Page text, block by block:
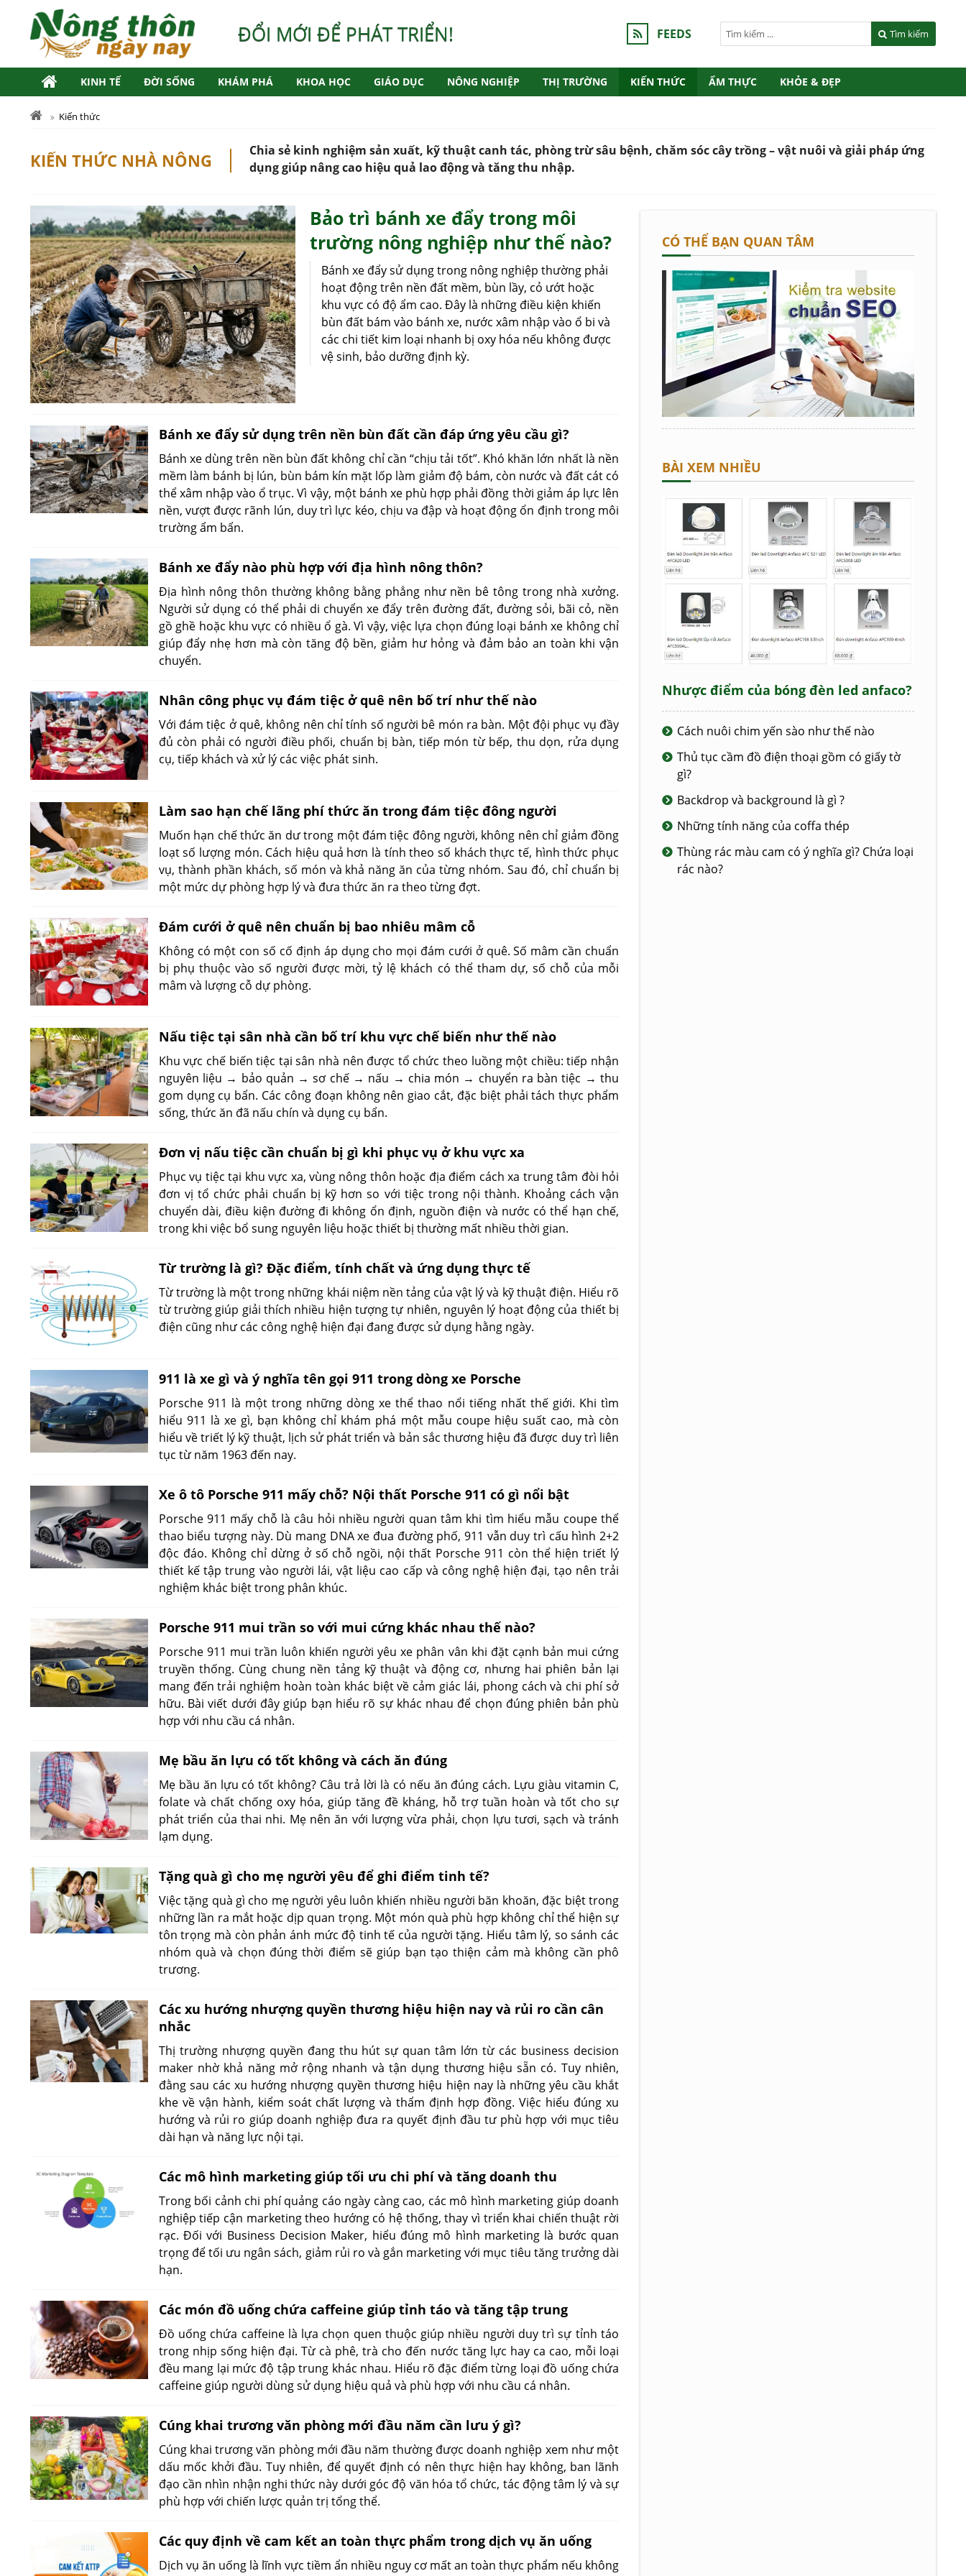
ĐỔI MỚI ĐỂ PHÁT TRIỂN! FEEDS Tìm kiếm
KINH TẾ ĐỜI SỐNG KHÁM PHÁ KHOA HỌC GIÁO DỤC NÔNG NGHIỆP THỊ TRƯỜNG KIẾN THỨC ẨM THỰC KHỎE & ĐẸP
Kiến thức
KIẾN THỨC NHÀ NÔNG
Chia sẻ kinh nghiệm sản xuất, kỹ thuật canh tác, phòng trừ sâu bệnh, chăm sóc cây trồng – vật nuôi và giải pháp ứng
dụng giúp nâng cao hiệu quả lao động và tăng thu nhập.
Bảo trì bánh xe đẩy trong môi
trường nông nghiệp như thế nào?
Bánh xe đẩy sử dụng trong nông nghiệp thường phải
hoạt động trên nền đất mềm, bùn lầy, cỏ ướt hoặc
khu vực có độ ẩm cao. Đây là những điều kiện khiến
bùn đất bám vào bánh xe, nước xâm nhập vào ổ bi và
các chi tiết kim loại nhanh bị oxy hóa nếu không được
vệ sinh, bảo dưỡng định kỳ.
Bánh xe đẩy sử dụng trên nền bùn đất cần đáp ứng yêu cầu gì?
Bánh xe dùng trên nền bùn đất không chỉ cần “chịu tải tốt”. Khó khăn lớn nhất là nền
mềm làm bánh bị lún, bùn bám kín mặt lốp làm giảm độ bám, còn nước và đất cát có
thể xâm nhập vào ổ trục. Vì vậy, một bánh xe phù hợp phải đồng thời giảm áp lực lên
nền, vượt được rãnh lún, duy trì lực kéo, chịu va đập và hoạt động ổn định trong môi
trường ẩm bẩn.
Bánh xe đẩy nào phù hợp với địa hình nông thôn?
Địa hình nông thôn thường không bằng phẳng như nền bê tông trong nhà xưởng.
Người sử dụng có thể phải di chuyển xe đẩy trên đường đất, đường sỏi, bãi cỏ, nền
gồ ghề hoặc khu vực có nhiều ổ gà. Vì vậy, việc lựa chọn đúng loại bánh xe không chỉ
giúp đẩy nhẹ hơn mà còn tăng độ bền, giảm hư hỏng và đảm bảo an toàn khi vận
chuyển.
Nhân công phục vụ đám tiệc ở quê nên bố trí như thế nào
Với đám tiệc ở quê, không nên chỉ tính số người bê món ra bàn. Một đội phục vụ đầy
đủ còn phải có người điều phối, chuẩn bị bàn, tiếp món từ bếp, thu dọn, rửa dụng
cụ, tiếp khách và xử lý các việc phát sinh.
Làm sao hạn chế lãng phí thức ăn trong đám tiệc đông người
Muốn hạn chế thức ăn dư trong một đám tiệc đông người, không nên chỉ giảm đồng
loạt số lượng món. Cách hiệu quả hơn là tính theo số khách thực tế, hình thức phục
vụ, thành phần khách, số món và khả năng ăn của từng nhóm. Sau đó, chỉ chuẩn bị
một mức dự phòng hợp lý và đưa thức ăn ra theo từng đợt.
Đám cưới ở quê nên chuẩn bị bao nhiêu mâm cỗ
Không có một con số cố định áp dụng cho mọi đám cưới ở quê. Số mâm cần chuẩn
bị phụ thuộc vào số người được mời, tỷ lệ khách có thể tham dự, số chỗ của mỗi
mâm và lượng cỗ dự phòng.
Nấu tiệc tại sân nhà cần bố trí khu vực chế biến như thế nào
Khu vực chế biến tiệc tại sân nhà nên được tổ chức theo luồng một chiều: tiếp nhận
nguyên liệu → bảo quản → sơ chế → nấu → chia món → chuyển ra bàn tiệc → thu
gom dụng cụ bẩn. Các công đoạn không nên giao cắt, đặc biệt phải tách thực phẩm
sống, thức ăn đã nấu chín và dụng cụ bẩn.
Đơn vị nấu tiệc cần chuẩn bị gì khi phục vụ ở khu vực xa
Phục vụ tiệc tại khu vực xa, vùng nông thôn hoặc địa điểm cách xa trung tâm đòi hỏi
đơn vị tổ chức phải chuẩn bị kỹ hơn so với tiệc trong nội thành. Khoảng cách vận
chuyển dài, điều kiện đường đi không ổn định, nguồn điện và nước có thể hạn chế,
trong khi việc bổ sung nguyên liệu hoặc thiết bị thường mất nhiều thời gian.
Từ trường là gì? Đặc điểm, tính chất và ứng dụng thực tế
Từ trường là một trong những khái niệm nền tảng của vật lý và kỹ thuật điện. Hiểu rõ
từ trường giúp giải thích nhiều hiện tượng tự nhiên, nguyên lý hoạt động của thiết bị
điện cũng như các công nghệ hiện đại đang được sử dụng hằng ngày.
911 là xe gì và ý nghĩa tên gọi 911 trong dòng xe Porsche
Porsche 911 là một trong những dòng xe thể thao nổi tiếng nhất thế giới. Khi tìm
hiểu 911 là xe gì, bạn không chỉ khám phá một mẫu coupe hiệu suất cao, mà còn
hiểu về triết lý kỹ thuật, lịch sử phát triển và bản sắc thương hiệu đã được duy trì liên
tục từ năm 1963 đến nay.
Xe ô tô Porsche 911 mấy chỗ? Nội thất Porsche 911 có gì nổi bật
Porsche 911 mấy chỗ là câu hỏi nhiều người quan tâm khi tìm hiểu mẫu coupe thể
thao biểu tượng này. Dù mang DNA xe đua đường phố, 911 vẫn duy trì cấu hình 2+2
độc đáo. Không chỉ dừng ở số chỗ ngồi, nội thất Porsche 911 còn thể hiện triết lý
thiết kế tập trung vào người lái, vật liệu cao cấp và công nghệ hiện đại, tạo nên trải
nghiệm khác biệt trong phân khúc.
Porsche 911 mui trần so với mui cứng khác nhau thế nào?
Porsche 911 mui trần luôn khiến người yêu xe phân vân khi đặt cạnh bản mui cứng
truyền thống. Cùng chung nền tảng kỹ thuật và động cơ, nhưng hai phiên bản lại
mang đến trải nghiệm hoàn toàn khác biệt về cảm giác lái, phong cách và chi phí sở
hữu. Bài viết dưới đây giúp bạn hiểu rõ sự khác nhau để chọn đúng phiên bản phù
hợp với nhu cầu cá nhân.
Mẹ bầu ăn lựu có tốt không và cách ăn đúng
Mẹ bầu ăn lựu có tốt không? Câu trả lời là có nếu ăn đúng cách. Lựu giàu vitamin C,
folate và chất chống oxy hóa, giúp tăng đề kháng, hỗ trợ tuần hoàn và tốt cho sự
phát triển của thai nhi. Mẹ nên ăn với lượng vừa phải, chọn lựu tươi, sạch và tránh
lạm dụng.
Tặng quà gì cho mẹ người yêu để ghi điểm tinh tế?
Việc tặng quà gì cho mẹ người yêu luôn khiến nhiều người băn khoăn, đặc biệt trong
những lần ra mắt hoặc dịp quan trọng. Một món quà phù hợp không chỉ thể hiện sự
tôn trọng mà còn phản ánh mức độ tinh tế của người tặng. Hiểu tâm lý, so sánh các
nhóm quà và chọn đúng thời điểm sẽ giúp bạn tạo thiện cảm mà không cần phô
trương.
Các xu hướng nhượng quyền thương hiệu hiện nay và rủi ro cần cân
nhắc
Thị trường nhượng quyền đang thu hút sự quan tâm lớn từ các business decision
maker nhờ khả năng mở rộng nhanh và tận dụng thương hiệu sẵn có. Tuy nhiên,
đằng sau các xu hướng nhượng quyền thương hiệu hiện nay là những yêu cầu khắt
khe về vận hành, kiểm soát chất lượng và thẩm định hợp đồng. Việc hiểu đúng xu
hướng và rủi ro giúp doanh nghiệp đưa ra quyết định đầu tư phù hợp với mục tiêu
dài hạn và năng lực nội tại.
Các mô hình marketing giúp tối ưu chi phí và tăng doanh thu
Trong bối cảnh chi phí quảng cáo ngày càng cao, các mô hình marketing giúp doanh
nghiệp tiếp cận marketing theo hướng có hệ thống, thay vì triển khai chiến thuật rời
rạc. Đối với Business Decision Maker, hiểu đúng mô hình marketing là bước quan
trọng để tối ưu ngân sách, giảm rủi ro và gắn marketing với mục tiêu tăng trưởng dài
hạn.
Các món đồ uống chứa caffeine giúp tỉnh táo và tăng tập trung
Đồ uống chứa caffeine là lựa chọn quen thuộc giúp nhiều người duy trì sự tỉnh táo
trong nhịp sống hiện đại. Từ cà phê, trà cho đến nước tăng lực hay ca cao, mỗi loại
đều mang lại mức độ tập trung khác nhau. Hiểu rõ đặc điểm từng loại đồ uống chứa
caffeine giúp người dùng sử dụng hiệu quả và phù hợp với nhu cầu cá nhân.
Cúng khai trương văn phòng mới đầu năm cần lưu ý gì?
Cúng khai trương văn phòng mới đầu năm thường được doanh nghiệp xem như một
dấu mốc khởi đầu. Tuy nhiên, để quyết định có nên thực hiện hay không, ban lãnh
đạo cần nhìn nhận nghi thức này dưới góc độ văn hóa tổ chức, tác động tâm lý và sự
phù hợp với chiến lược quản trị tổng thể.
Các quy định về cam kết an toàn thực phẩm trong dịch vụ ăn uống
Dịch vụ ăn uống là lĩnh vực tiềm ẩn nhiều nguy cơ mất an toàn thực phẩm nếu không
CÓ THỂ BẠN QUAN TÂM
BÀI XEM NHIỀU
Nhược điểm của bóng đèn led anfaco?
Cách nuôi chim yến sào như thế nào
Thủ tục cầm đồ điện thoại gồm có giấy tờ
gì?
Backdrop và background là gì ?
Những tính năng của coffa thép
Thùng rác màu cam có ý nghĩa gì? Chứa loại
rác nào?